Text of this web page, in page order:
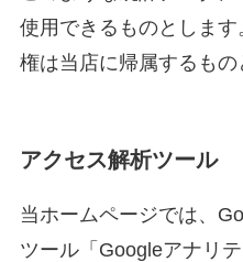
使用できるものとしま
権は当店に帰属するもの
アクセス解析ツール
当ホームページでは、
ツール「Googleアナリ